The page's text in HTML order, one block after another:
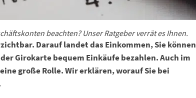
beachten? Unser Ratgeber verrät es Ihnen.
Darauf landet das Einkommen, Sie können
Girokarte bequem Einkäufe bezahlen. Auch im
große Rolle. Wir erklären, worauf Sie bei